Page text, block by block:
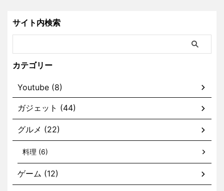
サイト内検索
カテゴリー
Youtube (8)
ガジェット (44)
グルメ (22)
料理 (6)
ゲーム (12)